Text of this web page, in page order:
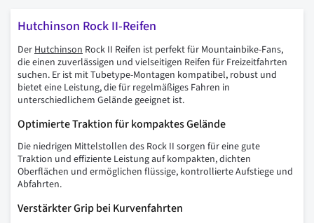
Hutchinson Rock II-Reifen
DerHutchinson Rock II Reifen ist perfekt für Mountainbike-Fans,
die einen zuverlässigen und vielseitigen Reifen für Freizeitfahrten
suchen. Er ist mit Tubetype-Montagen kompatibel, robust und
bietet eine Leistung, die für regelmäßiges Fahren in
unterschiedlichem Gelände geeignet ist.
Optimierte Traktion für kompaktes Gelände
Die niedrigen Mittelstollen des Rock II sorgen für eine gute
Traktion und effiziente Leistung auf kompakten, dichten
Oberflächen und ermöglichen flüssige, kontrollierte Aufstiege und
Abfahrten.
Verstärkter Grip bei Kurvenfahrten